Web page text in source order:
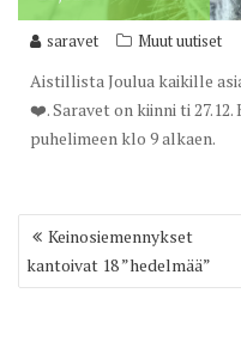
saravet Muut uutiset
Aistillista Joulua kaikille
❤️. Saravet on kiinni ti 27.12.
puhelimeen klo 9 alkaen.
Artikkelien
selaus
Keinosiemennykset
kantoivat 18 ”hedelmää”